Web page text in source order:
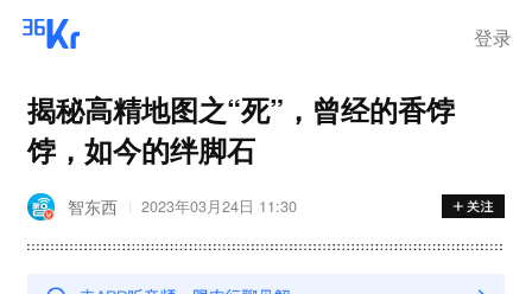
登录
揭秘高精地图之“死”，曾经的香饽
饽，如今的绊脚石
智东西 2023年03月24日 11:30